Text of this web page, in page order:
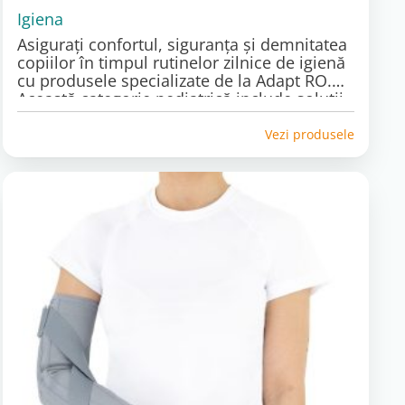
Igiena
Asigurați confortul, siguranța și demnitatea
copiilor în timpul rutinelor zilnice de igienă
cu produsele specializate de la Adapt RO.
Această categorie pediatrică include soluții
practice și adaptate pentru a facilita băița și
utilizarea toaletei, oferind suport postural
adecvat și siguranță sporită, în special
pentru copiii cu nevoi speciale. Descoperiți
gama noastră de scaune pentru baie,
scaune de toaletă și accesorii utile,
copii, cât și pentru părinți sau îngrijitori.
Vezi produsele